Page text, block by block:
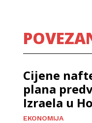
Cijene
plana
Izraela u
EKONOMIJA